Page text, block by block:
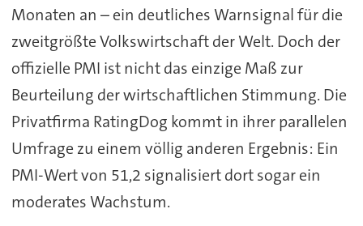
Monaten an – ein deutliches Warnsignal für die
zweitgrößte Volkswirtschaft der Welt. Doch der
offizielle PMI ist nicht das einzige Maß zur
Beurteilung der wirtschaftlichen Stimmung. Die
Privatfirma RatingDog kommt in ihrer parallelen
Umfrage zu einem völlig anderen Ergebnis: Ein
PMI-Wert von 51,2 signalisiert dort sogar ein
moderates Wachstum.